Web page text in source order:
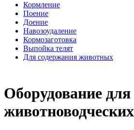
Кормление
Поение
Доение
Навозоудаление
Кормозаготовка
Выпойка телят
Для содержания животных
Оборудование для